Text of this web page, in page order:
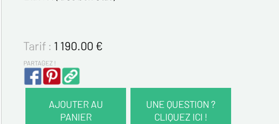
Tarif : 1 190.00 €
PARTAGEZ !
AJOUTER AU
PANIER
UNE QUESTION ?
CLIQUEZ ICI !